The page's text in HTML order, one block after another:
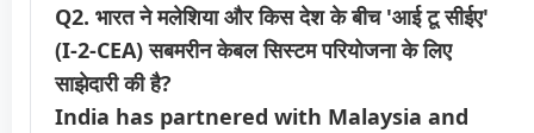
Q2. भारत ने मलेशिया और किस देश के बीच 'आई टू सीईए'
(I-2-CEA) सबमरीन केबल सिस्टम परियोजना के लिए
साझेदारी की है?
India has partnered with Malaysia and